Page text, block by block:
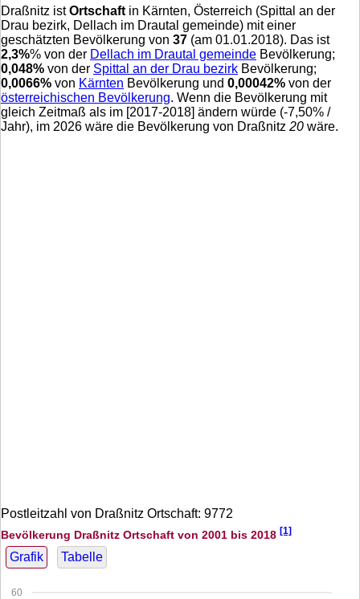
Draßnitz istOrtschaft in Kärnten, Österreich (Spittal an der
Drau bezirk, Dellach im Drautal gemeinde) mit einer
geschätzten Bevölkerung von 37 (am 01.01.2018). Das ist
2,3%% von der Dellach im Drautal gemeinde Bevölkerung;
0,048% von der Spittal an der Drau bezirk Bevölkerung;
0,0066% von Kärnten Bevölkerung und 0,00042% von der
österreichischen Bevölkerung. Wenn die Bevölkerung mit
gleich Zeitmaß als im [2017-2018] ändern würde (-7,50% /
Jahr), im 2026 wäre die Bevölkerung von Draßnitz 20 wäre.
Postleitzahl von Draßnitz Ortschaft: 9772
Bevölkerung Draßnitz Ortschaft von 2001 bis 2018 [1]
Grafik Tabelle
60